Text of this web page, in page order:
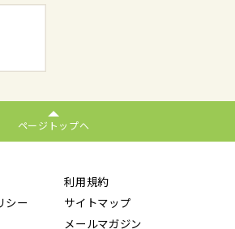
ページトップへ
利用規約
シー
サイトマップ
メールマガジン